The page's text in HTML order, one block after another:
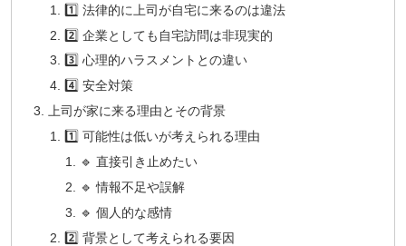
1️⃣ 法律的に上司が自宅に来るのは違法
2️⃣ 企業としても自宅訪問は非現実的
3️⃣ 心理的ハラスメントとの違い
4️⃣ 安全対策
上司が家に来る理由とその背景
1️⃣ 可能性は低いが考えられる理由
🔹 直接引き止めたい
🔹 情報不足や誤解
🔹 個人的な感情
2️⃣ 背景として考えられる要因